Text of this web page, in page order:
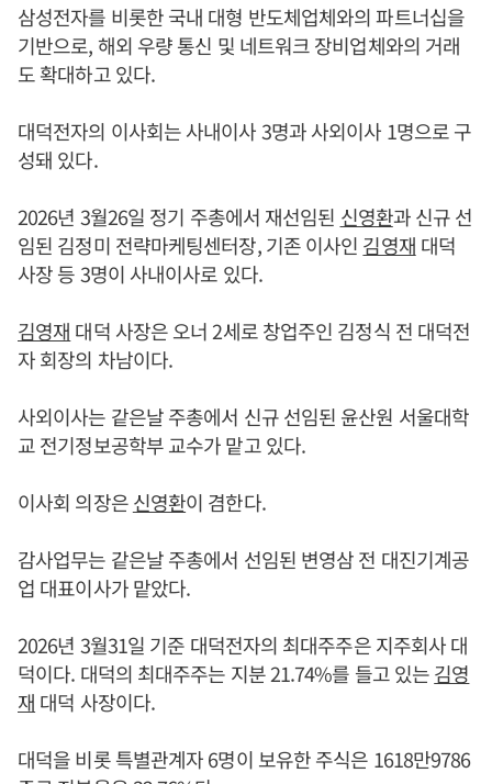
삼성전자를 비롯한 국내 대형 반도체업체와의 파트너십을
기반으로, 해외 우량 통신 및 네트워크 장비업체와의 거래
도 확대하고 있다.
대덕전자의 이사회는 사내이사 3명과 사외이사 1명으로 구
성돼 있다.
2026년 3월26일 정기 주총에서 재선임된 신영환과 신규 선
임된 김정미 전략마케팅센터장, 기존 이사인 김영재 대덕
사장 등 3명이 사내이사로 있다.
김영재 대덕 사장은 오너 2세로 창업주인 김정식 전 대덕전
자 회장의 차남이다.
사외이사는 같은날 주총에서 신규 선임된 윤산원 서울대학
교 전기정보공학부 교수가 맡고 있다.
이사회 의장은신영환이 겸한다.
감사업무는 같은날 주총에서 선임된 변영삼 전 대진기계공
업 대표이사가 맡았다.
2026년 3월31일 기준 대덕전자의 최대주주은 지주회사 대
덕이다. 대덕의 최대주주는 지분 21.74%를 들고 있는김영
재 대덕 사장이다.
대덕을 비롯 특별관계자 6명이 보유한 주식은 1618만9786